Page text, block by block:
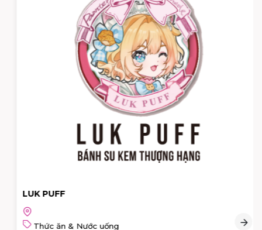
LUK PUFF
Thức ăn & Nước uống